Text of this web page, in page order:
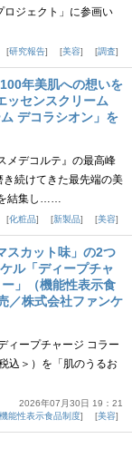
ロジェクト」に参画い
研究報告 美容 調査
年美肌への想いを
センスクリーム
デコラシオン」を
メデコルテ』の最高峰
続けてきた最先端の美
を結集し……
化粧品 新製品 美容
スカット味」の2つ
ル「ディープチャ
」（機能性表示食
／株式会社ファンケ
ィープチャージ コラー
込＞）を「肌のうるお
2026年07月30日 19：21
機能性表示食品制度 美容